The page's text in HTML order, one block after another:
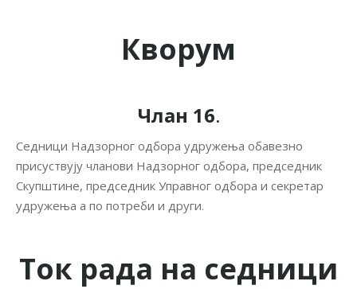
Кворум
Члан 16.
Седници Надзорног одбора удружења обавезно
присуствују чланови Надзорног одбора, председник
Скупштине, председник Управног одбора и секретар
удружења а по потреби и други.
Ток рада на седници